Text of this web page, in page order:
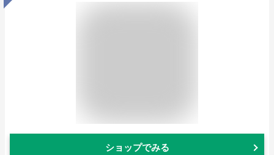
ショップでみる